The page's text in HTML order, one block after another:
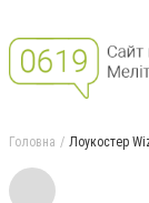
Головна Лоукостер